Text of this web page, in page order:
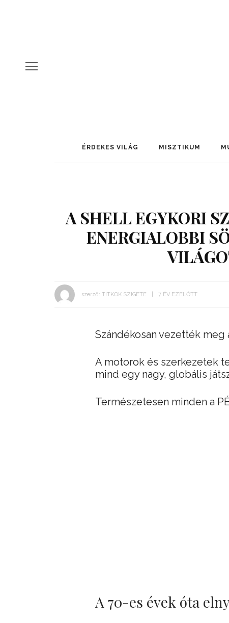
ÉRDEKES VILÁG MISZTIKUM
A SHELL EGYKORI
ENERGIALOBBI
szerző: TITKOK SZIGETE 7 ÉV EZELŐTT
Szándékosan vezették
A motorok és szerkezetek
mind egy nagy, globális
Természetesen minden a
A 70-es évek óta